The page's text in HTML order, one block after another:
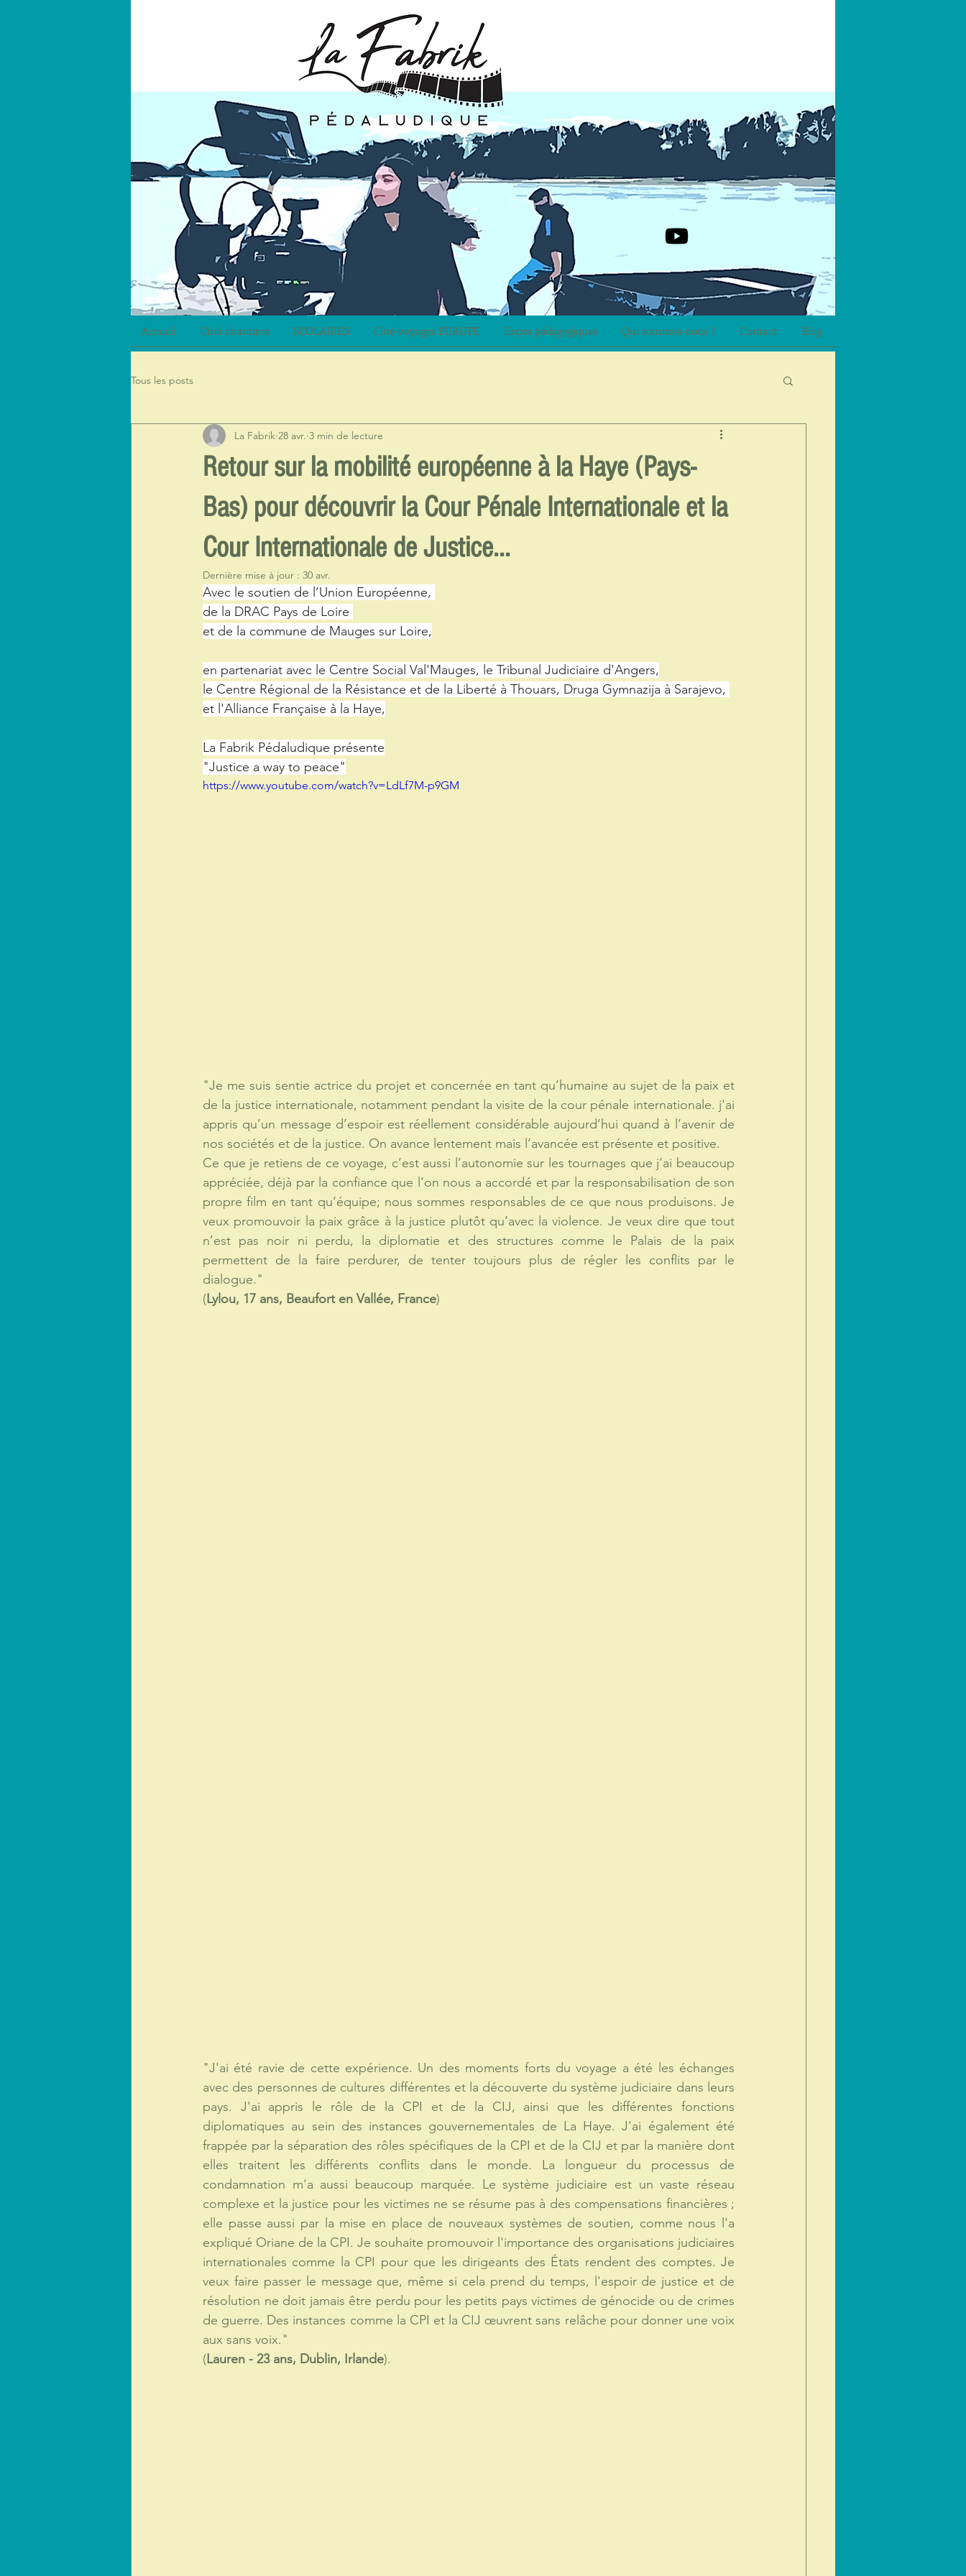
Accueil Ciné-chantiers SCOLAIRES Ciné-voyages EUROPE Expos pédagogiques Qui sommes-nous ? Contact Blog
Tous les posts
Retour sur la mobilité européenne à la Haye (Pays-
Bas) pour découvrir la Cour Pénale Internationale et la
Cour Internationale de Justice...
La Fabrik 28 avr. 3 min de lecture
Dernière mise à jour : 30 avr.
Avec le soutien de l’Union Européenne,
de la DRAC Pays de Loire
et de la commune de Mauges sur Loire,
en partenariat avec le Centre Social Val'Mauges, le Tribunal Judiciaire d'Angers,
le Centre Régional de la Résistance et de la Liberté à Thouars, Druga Gymnazija à Sarajevo,
et l'Alliance Française à la Haye,
La Fabrik Pédaludique présente
"Justice a way to peace"
https://www.youtube.com/watch?v=LdLf7M-p9GM
"Je me suis sentie actrice du projet et concernée en tant qu’humaine au sujet de la paix et
de la justice internationale, notamment pendant la visite de la cour pénale internationale. j'ai
appris qu’un message d’espoir est réellement considérable aujourd’hui quand à l’avenir de
nos sociétés et de la justice. On avance lentement mais l’avancée est présente et positive.
Ce que je retiens de ce voyage, c’est aussi l’autonomie sur les tournages que j’ai beaucoup
appréciée, déjà par la confiance que l’on nous a accordé et par la responsabilisation de son
propre film en tant qu’équipe; nous sommes responsables de ce que nous produisons. Je
veux promouvoir la paix grâce à la justice plutôt qu’avec la violence. Je veux dire que tout
n’est pas noir ni perdu, la diplomatie et des structures comme le Palais de la paix
permettent de la faire perdurer, de tenter toujours plus de régler les conflits par le
dialogue."
(Lylou, 17 ans, Beaufort en Vallée, France)
"J'ai été ravie de cette expérience. Un des moments forts du voyage a été les échanges
avec des personnes de cultures différentes et la découverte du système judiciaire dans leurs
pays. J'ai appris le rôle de la CPI et de la CIJ, ainsi que les différentes fonctions
diplomatiques au sein des instances gouvernementales de La Haye. J'ai également été
frappée par la séparation des rôles spécifiques de la CPI et de la CIJ et par la manière dont
elles traitent les différents conflits dans le monde. La longueur du processus de
condamnation m'a aussi beaucoup marquée. Le système judiciaire est un vaste réseau
complexe et la justice pour les victimes ne se résume pas à des compensations financières ;
elle passe aussi par la mise en place de nouveaux systèmes de soutien, comme nous l'a
expliqué Oriane de la CPI. Je souhaite promouvoir l'importance des organisations judiciaires
internationales comme la CPI pour que les dirigeants des États rendent des comptes. Je
veux faire passer le message que, même si cela prend du temps, l'espoir de justice et de
résolution ne doit jamais être perdu pour les petits pays victimes de génocide ou de crimes
de guerre. Des instances comme la CPI et la CIJ œuvrent sans relâche pour donner une voix
aux sans voix."
(Lauren - 23 ans, Dublin, Irlande).